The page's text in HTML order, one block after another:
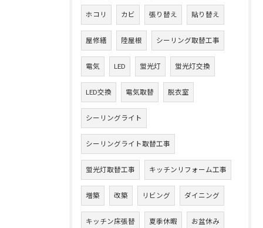
ホコリ カビ 張り替え 貼り替え
屋修繕 陸屋根 シーリング取替工事
電気 LED 蛍光灯 蛍光灯交換
LED交換 電気取替 脱衣室
シーリングライト
シーリングライト取替工事
蛍光灯取替工事 キッチンリフォーム工事
増築 改築 リビング ダイニング
キッチン床張替 夏季休暇 お盆休み